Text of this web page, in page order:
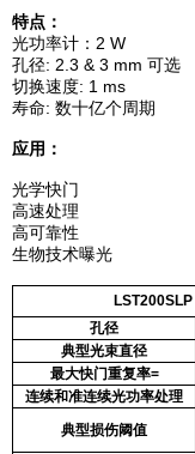
特点：
光功率计： 2 W
孔径: 2.3 & 3 mm 可选
切换速度: 1 ms
寿命: 数十亿个周期
应用：
光学快门
高速处理
高可靠性
生物技术曝光
LST200SLP
孔径
典型光束直径
最大快门重复率=
连续和准连续光功率处理
典型损伤阈值